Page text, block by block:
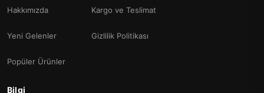
Hakkımızda
Yeni Gelenler
Popüler Ürünler
Kargo ve Teslimat
Gizlilik Politikası
Bilgi